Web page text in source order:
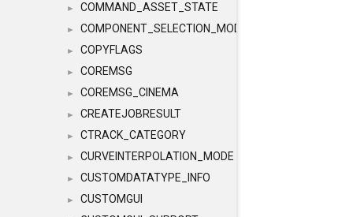
► COMMAND_ASSET_STATE
► COMPONENT_SELECTION_MODES
► COPYFLAGS
► COREMSG
► COREMSG_CINEMA
► CREATEJOBRESULT
► CTRACK_CATEGORY
► CURVEINTERPOLATION_MODE
► CUSTOMDATATYPE_INFO
► CUSTOMGUI